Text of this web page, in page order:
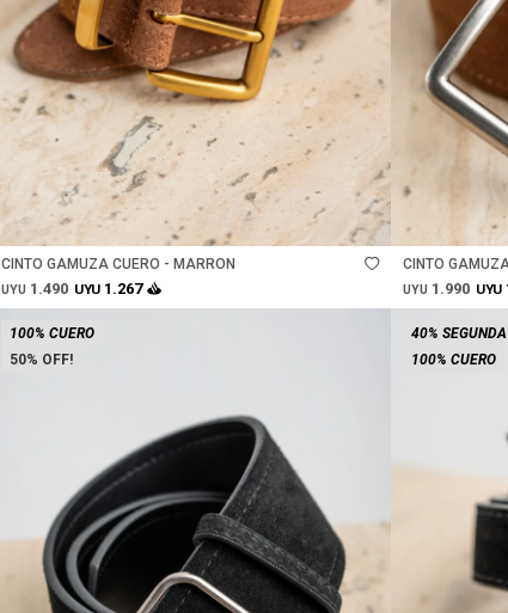
Talle
CINTO GAMUZA CUERO - MARRON
UYU 1.490 UYU 1.267
CINTO
UYU 1.990 UYU
50
100% CUERO
100% CUERO
40%